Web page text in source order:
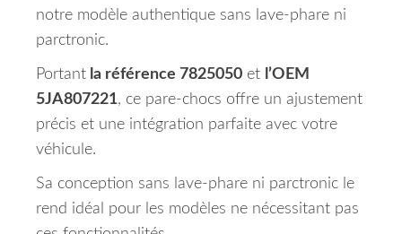
notre modèle authentique sans lave-phare ni
parctronic.
Portant la référence 7825050 et l’OEM
5JA807221, ce pare-chocs offre un ajustement
précis et une intégration parfaite avec votre
véhicule.
Sa conception sans lave-phare ni parctronic le
rend idéal pour les modèles ne nécessitant pas